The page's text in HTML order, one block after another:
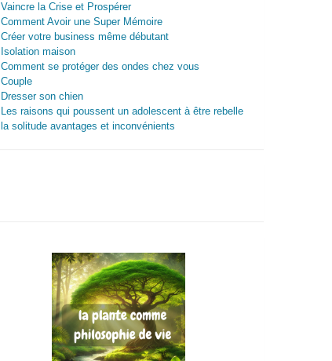
Vaincre la Crise et Prospérer
Comment Avoir une Super Mémoire
Créer votre business même débutant
Isolation maison
Comment se protéger des ondes chez vous
Couple
Dresser son chien
Les raisons qui poussent un adolescent à être rebelle
la solitude avantages et inconvénients